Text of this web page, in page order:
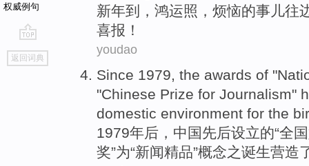
权威例句
go
top
返回词典
新年到 ， 鸿运照 ， 烦恼的事儿往
喜报！
youdao
Since 1979, the awards of "
"Chinese Prize for Journalism"
domestic environment for the
1979年后， 中国先后设立的“全国
奖”为“新闻精品”概念之诞生营造